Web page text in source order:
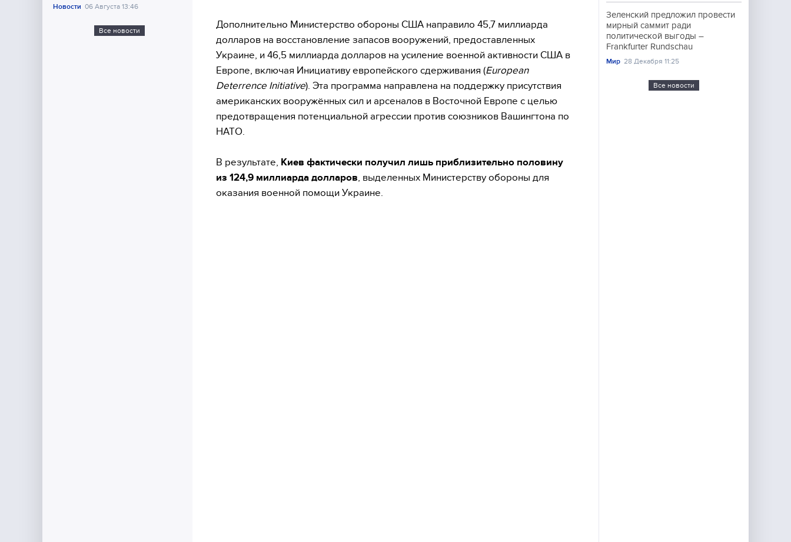
Новости 06 Августа 13:46
Все новости
Дополнительно Министерство обороны США направило 45,7 миллиарда
долларов на восстановление запасов вооружений, предоставленных
Украине, и 46,5 миллиарда долларов на усиление военной активности США в
Европе, включая Инициативу европейского сдерживания (European
Deterrence Initiative). Эта программа направлена на поддержку присутствия
американских вооружённых сил и арсеналов в Восточной Европе с целью
предотвращения потенциальной агрессии против союзников Вашингтона по
НАТО.
В результате, Киев фактически получил лишь приблизительно половину
из 124,9 миллиарда долларов , выделенных Министерству обороны для
оказания военной помощи Украине.
Зеленский предложил провести
мирный саммит ради
политической выгоды –
Frankfurter Rundschau
Мир 28 Декабря 11:25
Все новости